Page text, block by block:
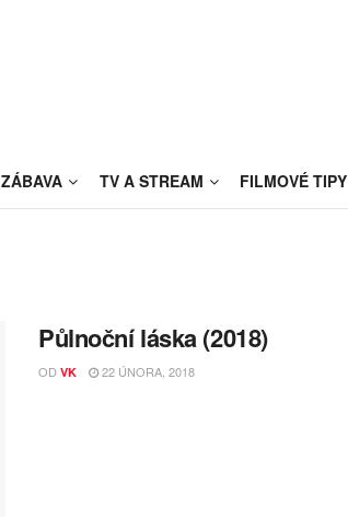
ZÁBAVA TV A STREAM FILMOVÉ TIPY
Půlnoční láska (2018)
OD VK 22 ÚNORA, 2018